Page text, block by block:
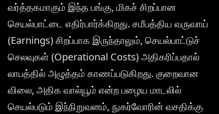
வர்த்தகமாகும் இந்த பங்கு, மிகச் சிறப்பான
செயல்பாட்டை எதிர்பார்க்கிறது. சமீபத்திய வருவாய்
(Earnings) சிறப்பாக இருந்தாலும், செயல்பாட்டுச்
செலவுகள் (Operational Costs) அதிகரிப்பதால்
லாபத்தில் அழுத்தம் காணப்படுகிறது. குறைவான
விலை, அதிக வால்யூம் என்ற பழைய மாடலில்
செயல்படும் இந்நிறுவனம், நுகர்வோரின் வசதிக்கு